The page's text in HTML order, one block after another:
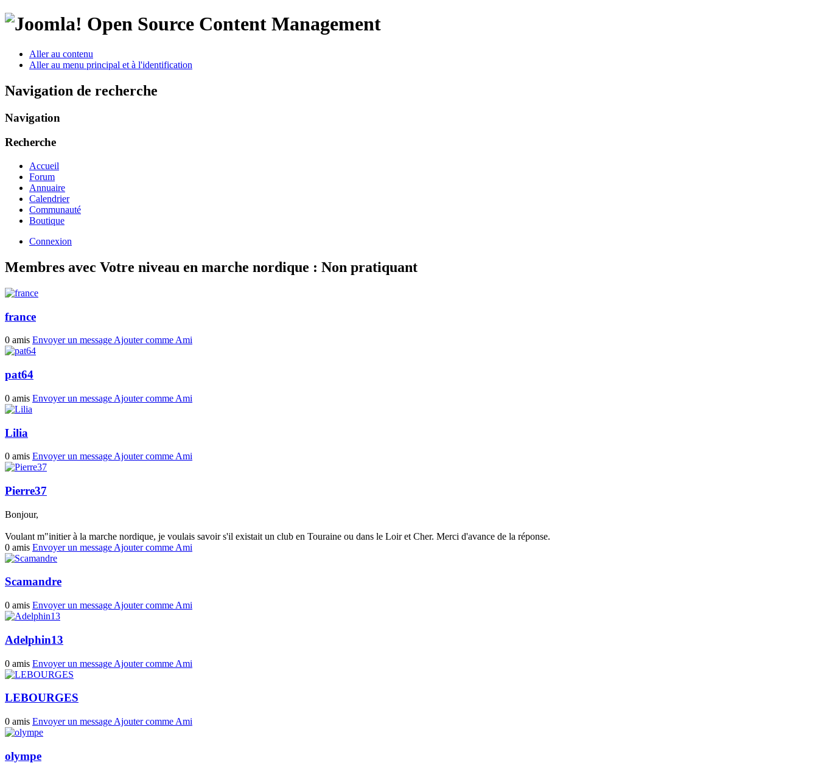
Open Source Content Management
Aller au contenu
Aller au menu principal et à l'identification
Navigation de recherche
Navigation
Recherche
Accueil
Forum
Annuaire
Calendrier
Communauté
Boutique
Connexion
Membres avec Votre niveau en marche nordique : Non pratiquant
france
0 amis Envoyer un message Ajouter comme Ami
pat64
0 amis Envoyer un message Ajouter comme Ami
Lilia
0 amis Envoyer un message Ajouter comme Ami
Pierre37
Bonjour,
Voulant m"initier à la marche nordique, je voulais savoir s'il existait un club en Touraine ou dans le Loir et Cher. Merci d'avance de la réponse.
0 amis Envoyer un message Ajouter comme Ami
Scamandre
0 amis Envoyer un message Ajouter comme Ami
Adelphin13
0 amis Envoyer un message Ajouter comme Ami
LEBOURGES
0 amis Envoyer un message Ajouter comme Ami
olympe